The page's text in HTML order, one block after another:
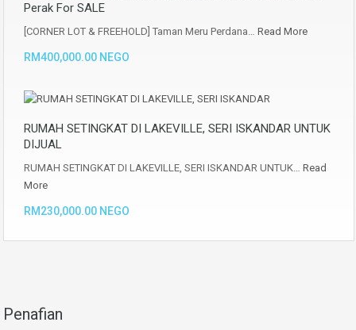
Perak For SALE
[CORNER LOT & FREEHOLD] Taman Meru Perdana… Read More
RM400,000.00 NEGO
RUMAH SETINGKAT DI LAKEVILLE, SERI ISKANDAR UNTUK
DIJUAL
RUMAH SETINGKAT DI LAKEVILLE, SERI ISKANDAR UNTUK… Read
More
RM230,000.00 NEGO
Penafian